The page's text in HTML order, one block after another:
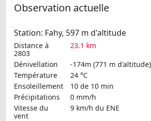
Observation actuelle
Station: Fahy, 597 m d'altitude
Distance à
2803
23.1 km
Dénivellation
-174m (771 m d'altitude)
Température
24 °C
Ensoleillement
10 de 10 min
Précipitations
0 mm/h
Vitesse du
vent
9 km/h du ENE